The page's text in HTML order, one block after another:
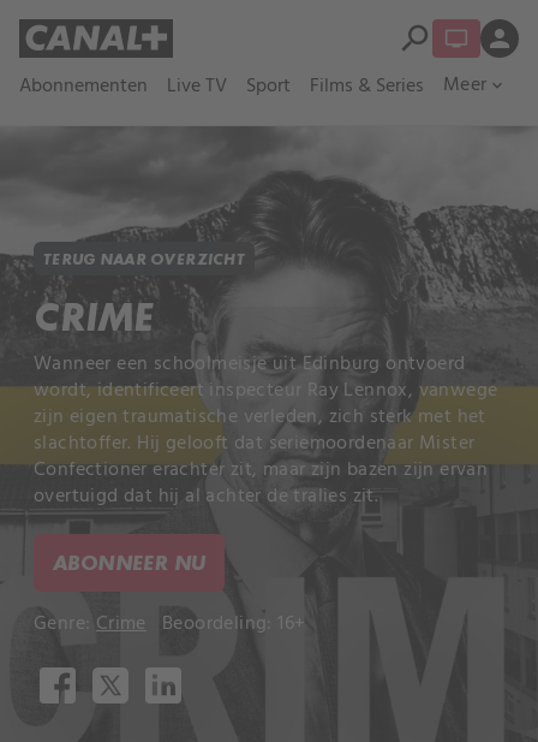
Abonnementen Live TV Sport Films & Series Meer expand_more
search person
TERUG NAAR OVERZICHT
CRIME
Wanneer een schoolmeisje uit Edinburg ontvoerd
wordt, identificeert inspecteur Ray Lennox, vanwege
zijn eigen traumatische verleden, zich sterk met het
slachtoffer. Hij gelooft dat seriemoordenaar Mister
Confectioner erachter zit, maar zijn bazen zijn ervan
overtuigd dat hij al achter de tralies zit.
ABONNEER NU
Genre: Crime Beoordeling: 16+